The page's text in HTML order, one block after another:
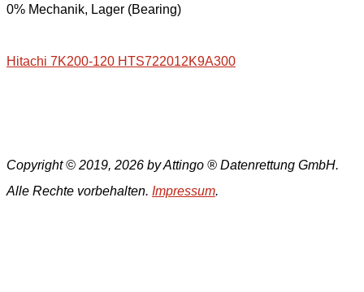
0% Mechanik, Lager (Bearing)
Hitachi 7K200-120 HTS722012K9A300
Copyright © 2019, 2026 by Attingo ® Datenrettung GmbH.
Alle Rechte vorbehalten. Impressum.